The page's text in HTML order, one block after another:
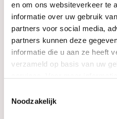
en om ons websiteverkeer te
informatie over uw gebruik
partners voor social media,
partners kunnen deze
informatie die u aan ze heeft
verzameld op basis van uw
Noodzakelijk
Gents Jewelry
SALE
Information